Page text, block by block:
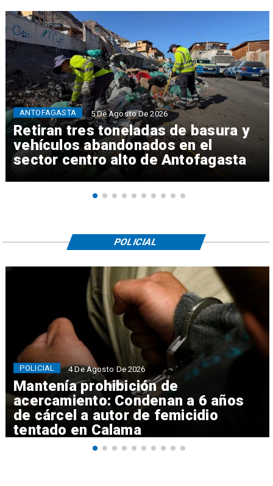
Retiran tres toneladas de basura y
vehículos abandonados en el
sector centro alto de Antofagasta
ANTOFAGASTA 5 De Agosto De 2026
Mantenía prohibición de
acercamiento: Condenan a 6 años
de cárcel a autor de femicidio
tentado en Calama
POLICIAL 4 De Agosto De 2026
POLICIAL